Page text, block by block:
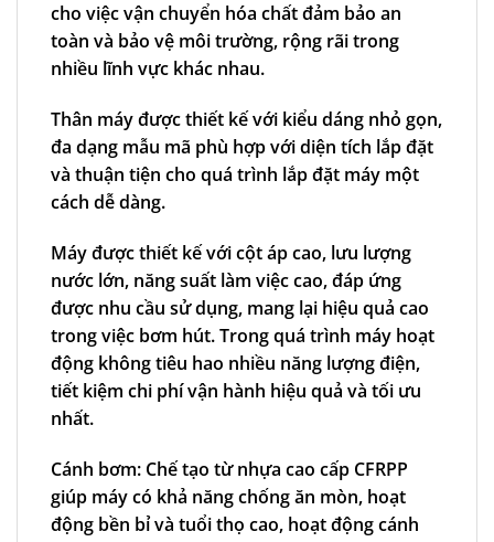
cho việc vận chuyển hóa chất đảm bảo an
toàn và bảo vệ môi trường, rộng rãi trong
nhiều lĩnh vực khác nhau.
Thân máy được thiết kế với kiểu dáng nhỏ gọn,
đa dạng mẫu mã phù hợp với diện tích lắp đặt
và thuận tiện cho quá trình lắp đặt máy một
cách dễ dàng.
Máy được thiết kế với cột áp cao, lưu lượng
nước lớn, năng suất làm việc cao, đáp ứng
được nhu cầu sử dụng, mang lại hiệu quả cao
trong việc bơm hút. Trong quá trình máy hoạt
động không tiêu hao nhiều năng lượng điện,
tiết kiệm chi phí vận hành hiệu quả và tối ưu
nhất.
Cánh bơm: Chế tạo từ nhựa cao cấp CFRPP
giúp máy có khả năng chống ăn mòn, hoạt
động bền bỉ và tuổi thọ cao, hoạt động cánh